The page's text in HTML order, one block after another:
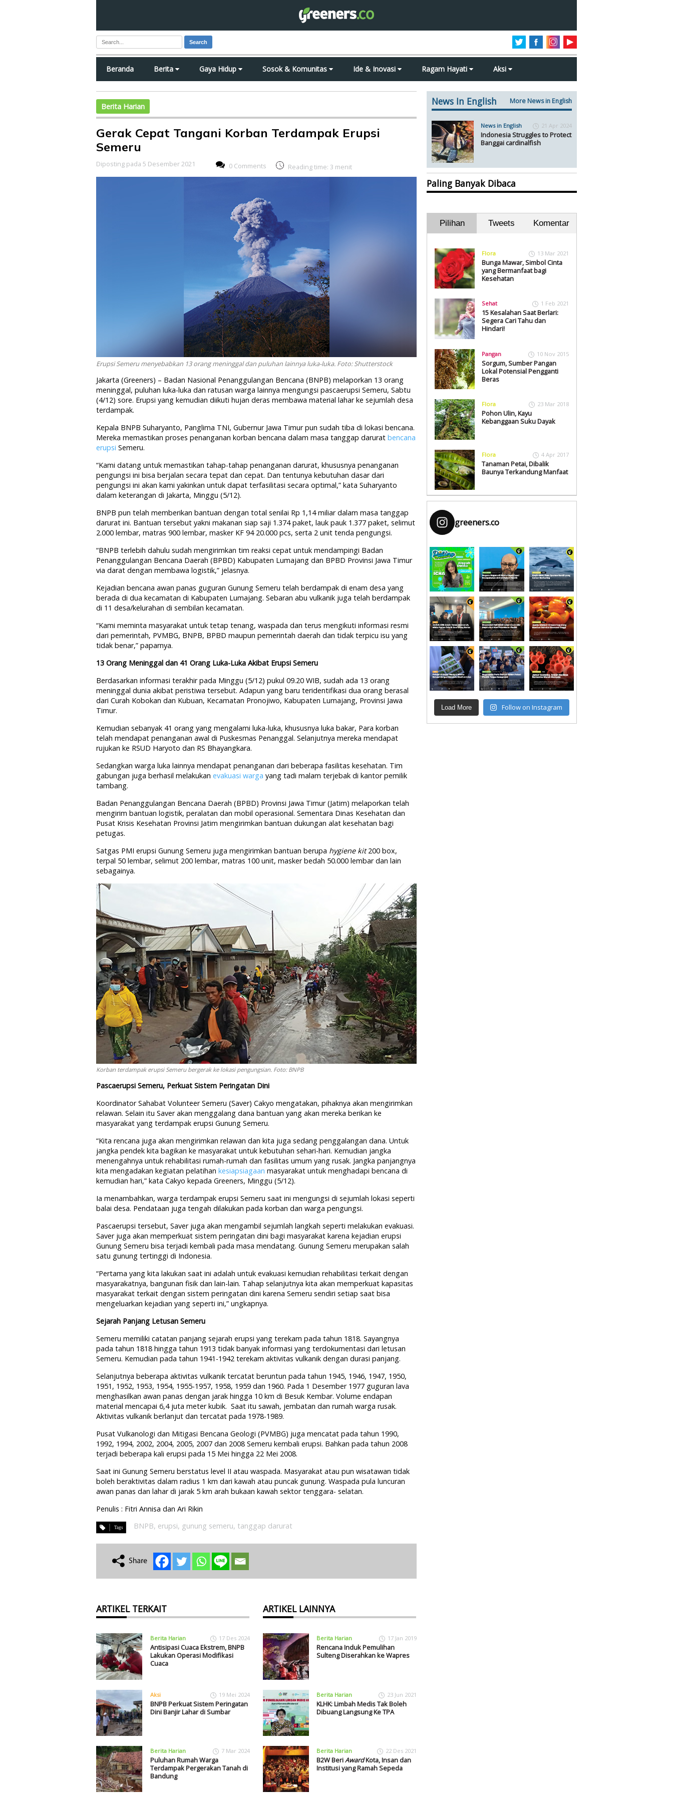
Search
Beranda Berita Gaya Hidup Sosok & Komunitas Ide & Inovasi Ragam Hayati Aksi
Berita Harian
Gerak Cepat Tangani Korban Terdampak Erupsi
Semeru
Diposting pada 5 Desember 2021 0 Comments Reading time: 3 menit
Erupsi Semeru menyebabkan 13 orang meninggal dan puluhan lainnya luka-luka. Foto: Shutterstock
Jakarta (Greeners) – Badan Nasional Penanggulangan Bencana (BNPB) melaporkan 13 orang
meninggal, puluhan luka-luka dan ratusan warga lainnya mengungsi pascaerupsi Semeru, Sabtu
(4/12) sore. Erupsi yang kemudian diikuti hujan deras membawa material lahar ke sejumlah desa
terdampak.
Kepala BNPB Suharyanto, Panglima TNI, Gubernur Jawa Timur pun sudah tiba di lokasi bencana.
Mereka memastikan proses penanganan korban bencana dalam masa tanggap darurat bencana
erupsi Semeru.
“Kami datang untuk memastikan tahap-tahap penanganan darurat, khususnya penanganan
pengungsi ini bisa berjalan secara tepat dan cepat. Dan tentunya kebutuhan dasar dari
pengungsi ini akan kami yakinkan untuk dapat terfasilitasi secara optimal,” kata Suharyanto
dalam keterangan di Jakarta, Minggu (5/12).
BNPB pun telah memberikan bantuan dengan total senilai Rp 1,14 miliar dalam masa tanggap
darurat ini. Bantuan tersebut yakni makanan siap saji 1.374 paket, lauk pauk 1.377 paket, selimut
2.000 lembar, matras 900 lembar, masker KF 94 20.000 pcs, serta 2 unit tenda pengungsi.
“BNPB terlebih dahulu sudah mengirimkan tim reaksi cepat untuk mendampingi Badan
Penanggulangan Bencana Daerah (BPBD) Kabupaten Lumajang dan BPBD Provinsi Jawa Timur
via darat dengan membawa logistik,” jelasnya.
Kejadian bencana awan panas guguran Gunung Semeru telah berdampak di enam desa yang
berada di dua kecamatan di Kabupaten Lumajang. Sebaran abu vulkanik juga telah berdampak
di 11 desa/kelurahan di sembilan kecamatan.
“Kami meminta masyarakat untuk tetap tenang, waspada dan terus mengikuti informasi resmi
dari pemerintah, PVMBG, BNPB, BPBD maupun pemerintah daerah dan tidak terpicu isu yang
tidak benar,” paparnya.
13 Orang Meninggal dan 41 Orang Luka-Luka Akibat Erupsi Semeru
Berdasarkan informasi terakhir pada Minggu (5/12) pukul 09.20 WIB, sudah ada 13 orang
meninggal dunia akibat peristiwa tersebut. Adapun yang baru teridentifikasi dua orang berasal
dari Curah Kobokan dan Kubuan, Kecamatan Pronojiwo, Kabupaten Lumajang, Provinsi Jawa
Timur.
Kemudian sebanyak 41 orang yang mengalami luka-luka, khususnya luka bakar, Para korban
telah mendapat penanganan awal di Puskesmas Penanggal. Selanjutnya mereka mendapat
rujukan ke RSUD Haryoto dan RS Bhayangkara.
Sedangkan warga luka lainnya mendapat penanganan dari beberapa fasilitas kesehatan. Tim
gabungan juga berhasil melakukan evakuasi warga yang tadi malam terjebak di kantor pemilik
tambang.
Badan Penanggulangan Bencana Daerah (BPBD) Provinsi Jawa Timur (Jatim) melaporkan telah
mengirim bantuan logistik, peralatan dan mobil operasional. Sementara Dinas Kesehatan dan
Pusat Krisis Kesehatan Provinsi Jatim mengirimkan bantuan dukungan alat kesehatan bagi
petugas.
Satgas PMI erupsi Gunung Semeru juga mengirimkan bantuan berupa hygiene kit200 box,
terpal 50 lembar, selimut 200 lembar, matras 100 unit, masker bedah 50.000 lembar dan lain
sebagainya.
Korban terdampak erupsi Semeru bergerak ke lokasi pengungsian. Foto: BNPB
Pascaerupsi Semeru, Perkuat Sistem Peringatan Dini
Koordinator Sahabat Volunteer Semeru (Saver) Cakyo mengatakan, pihaknya akan mengirimkan
relawan. Selain itu Saver akan menggalang dana bantuan yang akan mereka berikan ke
masyarakat yang terdampak erupsi Gunung Semeru.
“Kita rencana juga akan mengirimkan relawan dan kita juga sedang penggalangan dana. Untuk
jangka pendek kita bagikan ke masyarakat untuk kebutuhan sehari-hari. Kemudian jangka
menengahnya untuk rehabilitasi rumah-rumah dan fasilitas umum yang rusak. Jangka panjangnya
kita mengadakan kegiatan pelatihan kesiapsiagaan masyarakat untuk menghadapi bencana di
kemudian hari,” kata Cakyo kepada Greeners, Minggu (5/12).
Ia menambahkan, warga terdampak erupsi Semeru saat ini mengungsi di sejumlah lokasi seperti
balai desa. Pendataan juga tengah dilakukan pada korban dan warga pengungsi.
Pascaerupsi tersebut, Saver juga akan mengambil sejumlah langkah seperti melakukan evakuasi.
Saver juga akan memperkuat sistem peringatan dini bagi masyarakat karena kejadian erupsi
Gunung Semeru bisa terjadi kembali pada masa mendatang. Gunung Semeru merupakan salah
satu gunung tertinggi di Indonesia.
“Pertama yang kita lakukan saat ini adalah untuk evakuasi kemudian rehabilitasi terkait dengan
masyarakatnya, bangunan fisik dan lain-lain. Tahap selanjutnya kita akan memperkuat kapasitas
masyarakat terkait dengan sistem peringatan dini karena Semeru sendiri setiap saat bisa
mengeluarkan kejadian yang seperti ini,” ungkapnya.
Sejarah Panjang Letusan Semeru
Semeru memiliki catatan panjang sejarah erupsi yang terekam pada tahun 1818. Sayangnya
pada tahun 1818 hingga tahun 1913 tidak banyak informasi yang terdokumentasi dari letusan
Semeru. Kemudian pada tahun 1941-1942 terekam aktivitas vulkanik dengan durasi panjang.
Selanjutnya beberapa aktivitas vulkanik tercatat beruntun pada tahun 1945, 1946, 1947, 1950,
1951, 1952, 1953, 1954, 1955-1957, 1958, 1959 dan 1960. Pada 1 Desember 1977 guguran lava
menghasilkan awan panas dengan jarak hingga 10 km di Besuk Kembar. Volume endapan
material mencapai 6,4 juta meter kubik. Saat itu sawah, jembatan dan rumah warga rusak.
Aktivitas vulkanik berlanjut dan tercatat pada 1978-1989.
Pusat Vulkanologi dan Mitigasi Bencana Geologi (PVMBG) juga mencatat pada tahun 1990,
1992, 1994, 2002, 2004, 2005, 2007 dan 2008 Semeru kembali erupsi. Bahkan pada tahun 2008
terjadi beberapa kali erupsi pada 15 Mei hingga 22 Mei 2008.
Saat ini Gunung Semeru berstatus level II atau waspada. Masyarakat atau pun wisatawan tidak
boleh beraktivitas dalam radius 1 km dari kawah atau puncak gunung. Waspada pula luncuran
awan panas dan lahar di jarak 5 km arah bukaan kawah sektor tenggara- selatan.
Penulis : Fitri Annisa dan Ari Rikin
BNPB, erupsi, gunung semeru, tanggap darurat
ARTIKEL TERKAIT
Berita Harian 17 Des 2024
Antisipasi Cuaca Ekstrem, BNPB
Lakukan Operasi Modifikasi
Cuaca
Aksi 19 Mei 2024
BNPB Perkuat Sistem Peringatan
Dini Banjir Lahar di Sumbar
Berita Harian 7 Mar 2024
Puluhan Rumah Warga
Terdampak Pergerakan Tanah di
Bandung
ARTIKEL LAINNYA
Berita Harian 17 Jan 2019
Rencana Induk Pemulihan
Sulteng Diserahkan ke Wapres
Berita Harian 23 Jun 2021
KLHK: Limbah Medis Tak Boleh
Dibuang Langsung Ke TPA
Berita Harian 22 Des 2021
B2W BeriAwardKota, Insan dan
Institusi yang Ramah Sepeda
News In English More News in English
News in English 21 Apr 2024
Indonesia Struggles to Protect
Banggai cardinalfish
Paling Banyak Dibaca
Pilihan Tweets Komentar
Flora 13 Mar 2021
Bunga Mawar, Simbol Cinta
yang Bermanfaat bagi
Kesehatan
Sehat 1 Feb 2021
15 Kesalahan Saat Berlari:
Segera Cari Tahu dan
Hindari!
Pangan 10 Nov 2015
Sorgum, Sumber Pangan
Lokal Potensial Pengganti
Beras
Flora 23 Mar 2018
Pohon Ulin, Kayu
Kebanggaan Suku Dayak
Flora 4 Apr 2017
Tanaman Petai, Dibalik
Baunya Terkandung Manfaat
greeners.co
Load More Follow on Instagram